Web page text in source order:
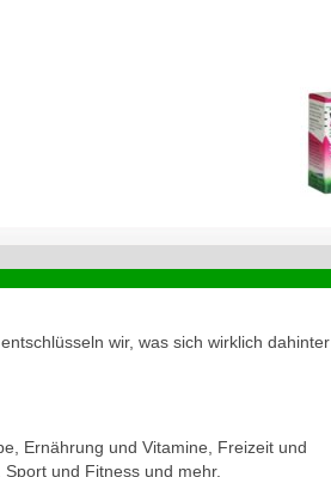
wir, was sich wirklich dahinter
Ernährung und Vitamine, Freizeit und
und Fitness und mehr.